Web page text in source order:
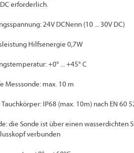
DC erforderlich.
24V DCNenn (10 ... 30V DC)
Hilfsenergie 0,7W
+0° ... +45° C
Messsonde: max. 10 m
IP68 (max. 10m) nach EN 60
die Sonde ist über einen
verbunden